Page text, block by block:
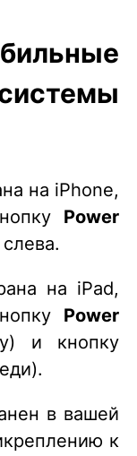
на iPhone,
Power
слева.
на iPad,
Power
и кнопку
в вашей
к